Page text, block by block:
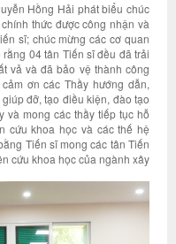
Hồng Hải phát biểu chúc
thức được công nhận và
sĩ; chúc mừng các cơ quan
04 tân Tiến sĩ đều đã trải
vả và đã bảo vệ thành công
ơn các Thầy hướng dẫn,
đỡ, tạo điều kiện, đào tạo
và mong các thầy tiếp tục hỗ
cứu khoa học và các thế hệ
Tiến sĩ mong các tân Tiến
cứu khoa học của ngành xây